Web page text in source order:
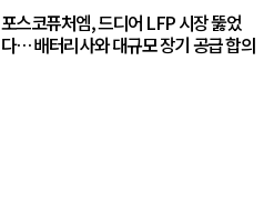
포스코퓨처엠, 드디어 LFP 시장 뚫었
다… 배터리사와 대규모 장기 공급 합의